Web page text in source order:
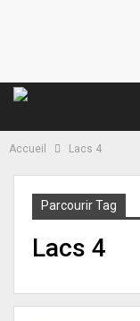
Accueil Lacs 4
Parcourir Tag
Lacs 4